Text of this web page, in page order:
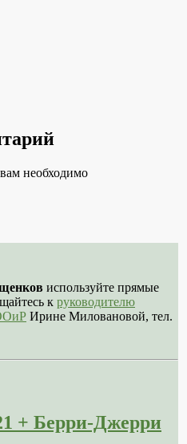
необходимо
используйте прямые
к руководителю
Ирине Миловановой, тел.
+ Берри-Джерри